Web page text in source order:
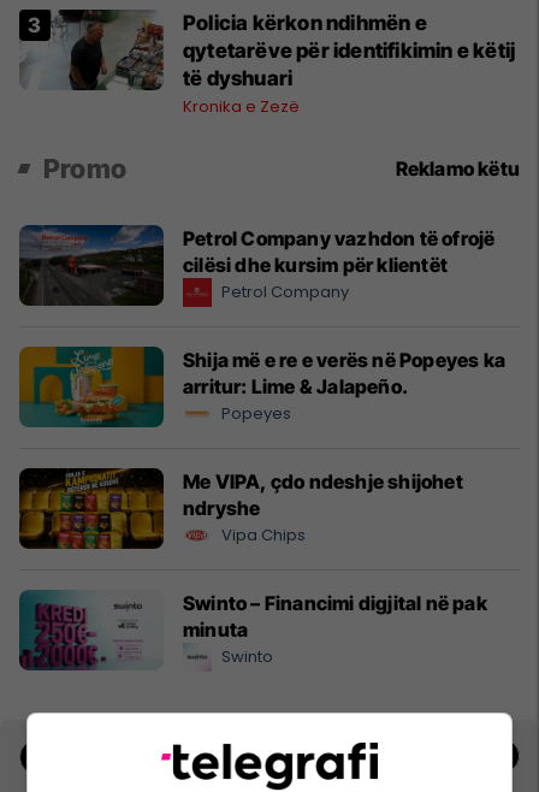
Policia kërkon ndihmën e
qytetarëve për identifikimin e këtij
të dyshuari
Kronika e Zezë
Promo Reklamo këtu
Petrol Company vazhdon të ofrojë
cilësi dhe kursim për klientët
Petrol Company
Shija më e re e verës në Popeyes ka
arritur: Lime & Jalapeño.
Popeyes
Me VIPA, çdo ndeshje shijohet
ndryshe
Vipa Chips
Swinto – Financimi digjital në pak
minuta
Swinto
Real Estate